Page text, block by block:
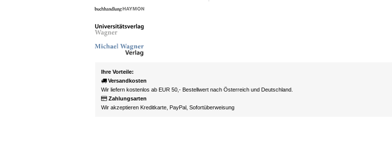
Ihre Vorteile:
Versandkosten
Wir liefern kostenlos ab EUR 50,- Bestellwert nach Österreich und Deutschland.
Zahlungsarten
Wir akzeptieren Kreditkarte, PayPal, Sofortüberweisung